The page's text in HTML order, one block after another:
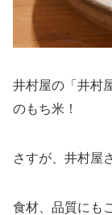
井村屋の「井村
のもち米！
さすが、井村屋
食材、品質にも